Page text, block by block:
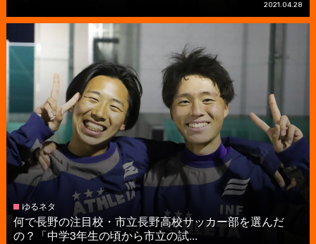
2021.04.28
ゆるネタ
何で長野の注目校・市立長野高校サッカー部を選んだ
の？「中学3年生の頃から市立の試...